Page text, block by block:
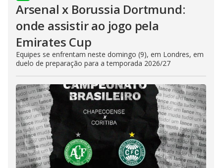
Arsenal x Borussia Dortmund:
onde assistir ao jogo pela
Emirates Cup
Equipes se enfrentam neste domingo (9), em Londres, em
duelo de preparação para a temporada 2026/27